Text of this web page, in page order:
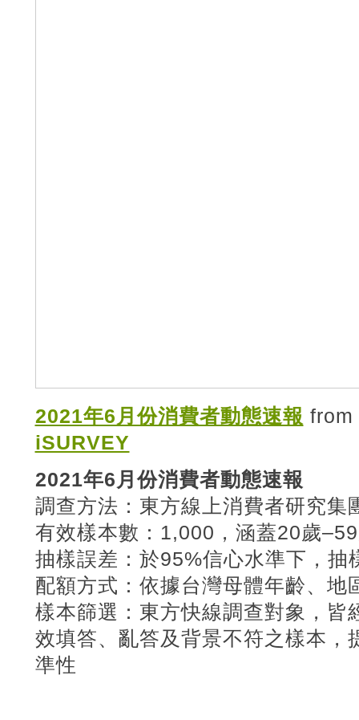
2021年6月份消費者動態速報 from
iSURVEY
2021年6月份消費者動態速報
調查方法：東方線上消費者研究集
有效樣本數：1,000，涵蓋20歲
抽樣誤差：於95%信心水準下，抽
配額方式：依據台灣母體年齡、地
樣本篩選：東方快線調查對象，皆
效填答、亂答及背景不符之樣本，
準性